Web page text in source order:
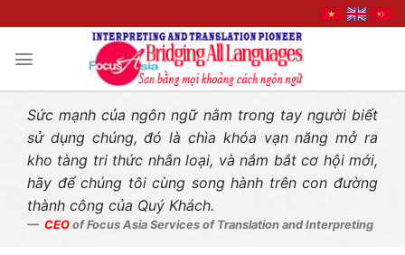
Sức mạnh của ngôn ngữ nằm trong tay người biết
sử dụng chúng, đó là chìa khóa vạn năng mở ra
kho tàng tri thức nhân loại, và nắm bắt cơ hội mới,
hãy để chúng tôi cùng song hành trên con đường
thành công của Quý Khách.
CEO of Focus Asia Services of Translation and Interpreting